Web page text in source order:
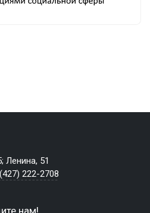
Ленина, 51
222-2708
нам!